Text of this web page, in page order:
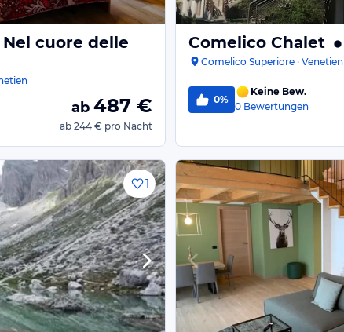
cuore delle
ab 487 €
ab 244 € pro Nacht
Comelico Chalet
Comelico Superiore · Venetien
0%
Keine Bew.
0 Bewertungen
1